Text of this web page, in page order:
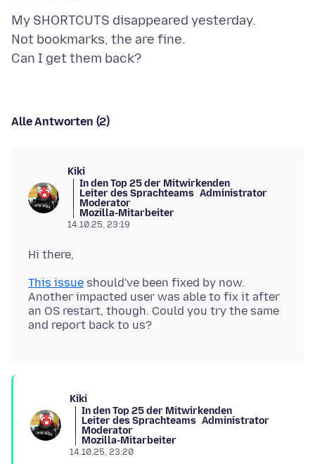
My SHORTCUTS disappeared yesterday.
Not bookmarks, the are fine.
Alle Antworten (2)
Kiki
In den Top 25 der Mitwirkenden
Leiter des Sprachteams Administrator
Moderator
Mozilla-Mitarbeiter
14.10.25, 23:19
This issue should've been fixed by now.
Another impacted user was able to fix it after
an OS restart, though. Could you try the same
Kiki
In den Top 25 der Mitwirkenden
Leiter des Sprachteams Administrator
Moderator
Mozilla-Mitarbeiter
14.10.25, 23:20